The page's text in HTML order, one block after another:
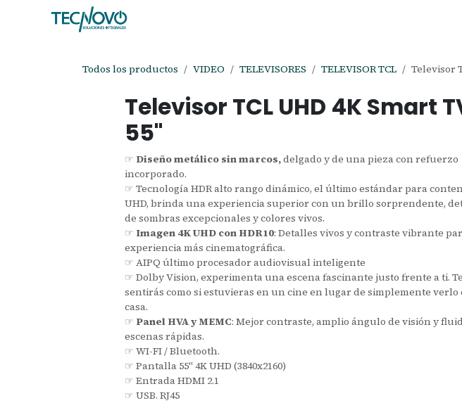
Todos los productos VIDEO TELEVISORES TELEVISOR TCL Televisor
Televisor TCL UHD 4K Smart
55"
☞ Diseño metálico sin marcos,delgado y de una pieza con refuerzo
incorporado.
☞ Tecnología HDR alto rango dinámico, el último estándar para
UHD, brinda una experiencia superior con un brillo sorprendente,
de sombras excepcionales y colores vivos.
☞ Imagen 4K UHD con HDR10: Detalles vivos y contraste vibrante
experiencia más cinematográfica.
☞ AIPQ último procesador audiovisual inteligente
☞ Dolby Vision, experimenta una escena fascinante justo frente a ti. Te
sentirás como si estuvieras en un cine en lugar de simplemente verlo
casa.
☞ Panel HVA y MEMC: Mejor contraste, amplio ángulo de visión y
escenas rápidas.
☞ WI-FI / Bluetooth.
☞ Pantalla 55" 4K UHD (3840x2160)
☞ Entrada HDMI 2.1
☞ USB. RJ45